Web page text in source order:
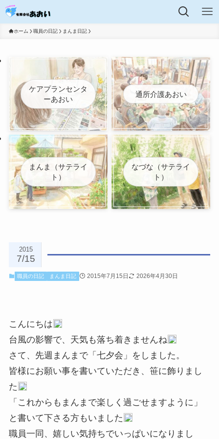
ホーム 職員の日記 まんま日記
ケアプランセンタ
ーあおい
通所介護あおい
まんま（サテライ
ト）
なづな（サテライ
ト）
2015
7/15
職員の日記 まんま日記 2015年7月15日 2026年4月30日
こんにちは
台風の影響で、天気も落ち着きませんね
さて、先週まんまで「七夕会」をしました。
皆様にお願い事を書いていただき、笹に飾りまし
た
「これからもまんまで楽しく過ごせますように」
と書いて下さる方もいました
職員一同、嬉しい気持ちでいっぱいになりまし